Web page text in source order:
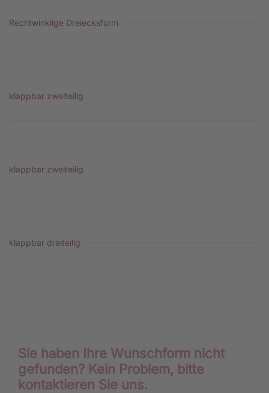
Rechtwinklige Dreiecksform
klappbar zweiteilig
klappbar zweiteilig
klappbar dreiteilig
Sie haben Ihre Wunschform nicht
gefunden? Kein Problem, bitte
kontaktieren Sie uns.